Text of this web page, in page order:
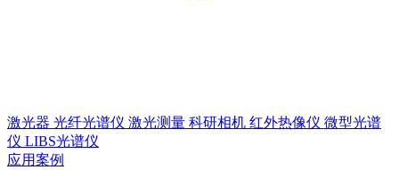
激光器 光纤光谱仪 激光测量 科研相机 红外热像仪 微型光谱
仪 LIBS光谱仪
应用案例